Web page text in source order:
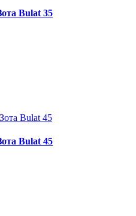
Bulat 35
Bulat 45